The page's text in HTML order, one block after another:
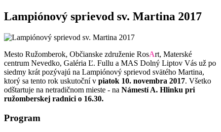
Lampiónový sprievod sv. Martina 2017
Mesto Ružomberok, Občianske združenie RosArt, Materské
centrum Nevedko, Galéria Ľ. Fullu a MAS Dolný Liptov Vás už po
siedmy krát pozývajú na Lampiónový sprievod svätého Martina,
ktorý sa tento rok uskutoční v piatok 10. novembra 2017. Všetko
odštartuje na netradičnom mieste - na Námestí A. Hlinku pri
ružomberskej radnici o 16.30.
Program